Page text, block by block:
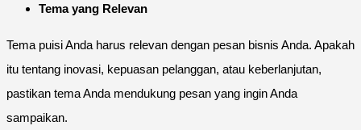
Tema yang Relevan
Tema puisi Anda harus relevan dengan pesan bisnis Anda. Apakah
itu tentang inovasi, kepuasan pelanggan, atau keberlanjutan,
pastikan tema Anda mendukung pesan yang ingin Anda
sampaikan.